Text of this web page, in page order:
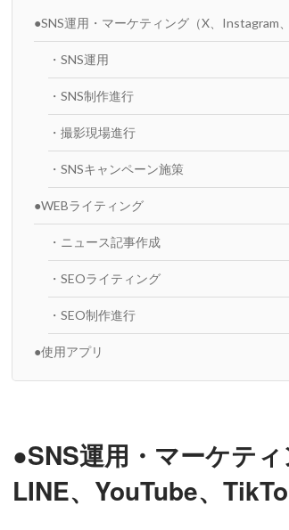
●SNS運用・マーケティング（X、Instagram
・SNS運用
・SNS制作進行
・撮影現場進行
・SNSキャンペーン施策
●WEBライティング
・ニュース記事作成
・SEOライティング
・SEO制作進行
●使用アプリ
●SNS運用・マーケテ
LINE、YouTube、